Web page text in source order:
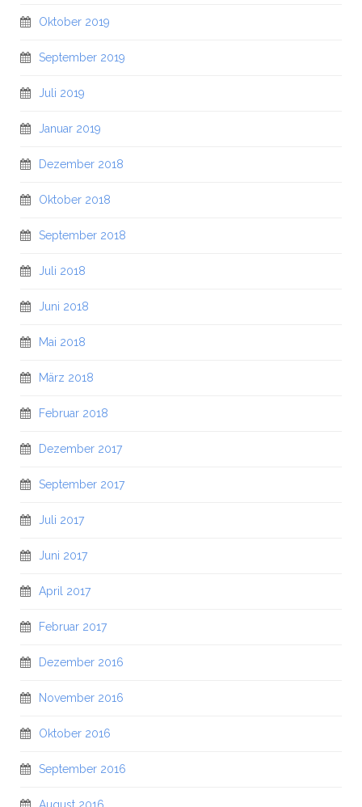
Oktober 2019
September 2019
Juli 2019
Januar 2019
Dezember 2018
Oktober 2018
September 2018
Juli 2018
Juni 2018
Mai 2018
März 2018
Februar 2018
Dezember 2017
September 2017
Juli 2017
Juni 2017
April 2017
Februar 2017
Dezember 2016
November 2016
Oktober 2016
September 2016
August 2016